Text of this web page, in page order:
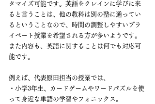
タマイズ可能です。英語をクレインに学びに来
ると言うことは、他の教科は別の塾に通ってい
るということなので、時間の調整しやすいプラ
イベート授業を希望される方が多いようです。
また内容も、英語に関することは何でも対応可
能です。
例えば、代表原田担当の授業では、
・小学3年生、カードゲームやワードパズルを使
って身近な単語の学習やフォニックス。